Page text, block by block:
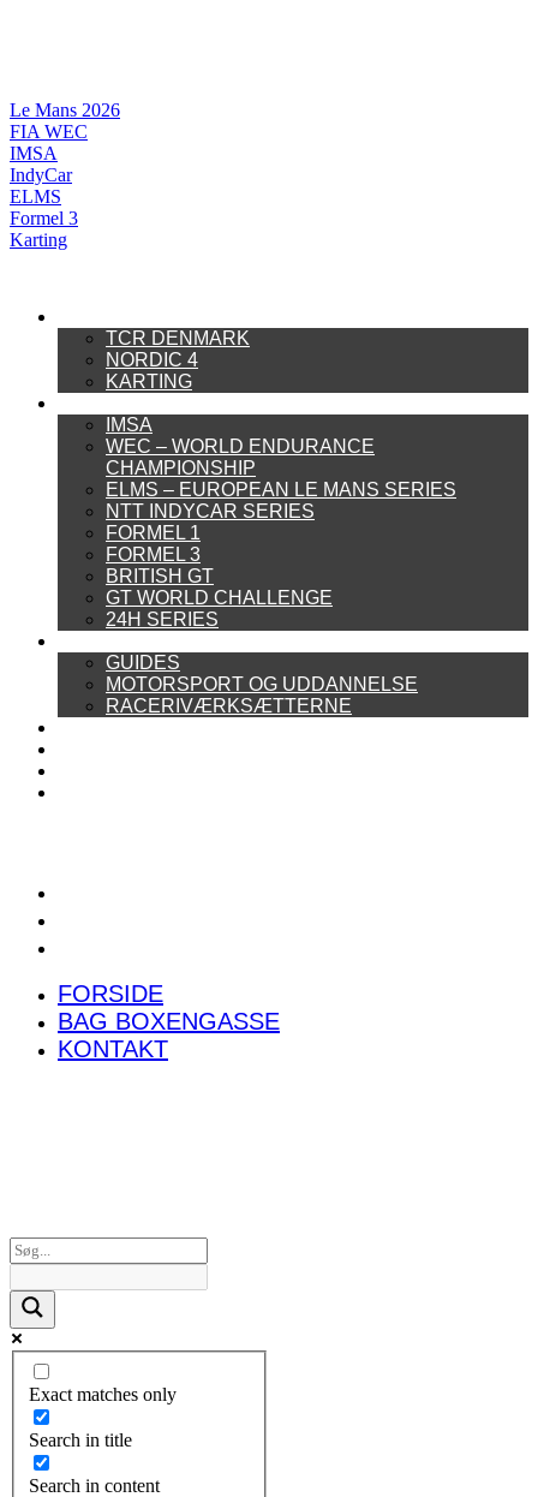
Le Mans 2026
FIA WEC
IMSA
IndyCar
ELMS
Formel 3
Karting
TCR DENMARK
NORDIC 4
KARTING
IMSA
WEC – WORLD ENDURANCE
CHAMPIONSHIP
ELMS – EUROPEAN LE MANS SERIES
NTT INDYCAR SERIES
FORMEL 1
FORMEL 3
BRITISH GT
GT WORLD CHALLENGE
24H SERIES
GUIDES
MOTORSPORT OG UDDANNELSE
RACERIVÆRKSÆTTERNE
FORSIDE
BAG BOXENGASSE
KONTAKT
Exact matches only
Search in title
Search in content